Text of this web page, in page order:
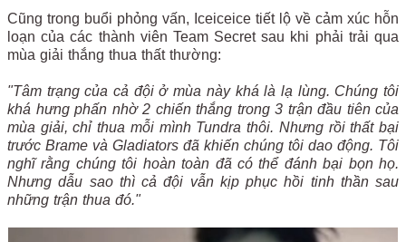
Cũng trong buổi phỏng vấn, Iceiceice tiết lộ về cảm xúc hỗn
loạn của các thành viên Team Secret sau khi phải trải qua
mùa giải thắng thua thất thường:
"Tâm trạng của cả đội ở mùa này khá là lạ lùng. Chúng tôi
khá hưng phấn nhờ 2 chiến thắng trong 3 trận đầu tiên của
mùa giải, chỉ thua mỗi mình Tundra thôi. Nhưng rồi thất bại
trước Brame và Gladiators đã khiến chúng tôi dao động. Tôi
nghĩ rằng chúng tôi hoàn toàn đã có thể đánh bại bọn họ.
Nhưng dẫu sao thì cả đội vẫn kịp phục hồi tinh thần sau
những trận thua đó."